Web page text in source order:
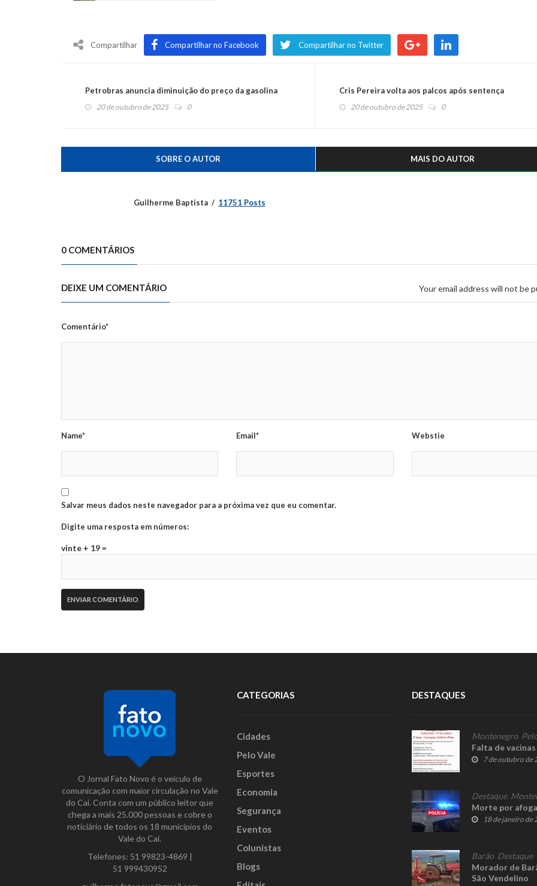
Compartilhar Compartilhar no Facebook Compartilhar no Twitter
Petrobras anuncia diminuição do preço da gasolina
20 de outubro de 2025 0
Cris Pereira volta aos palcos após sentença
20 de outubro de 2025 0
SOBRE O AUTOR MAIS DO AUTOR
Guilherme Baptista 11751 Posts
0 COMENTÁRIOS
DEIXE UM COMENTÁRIO Your email address will not be
Comentário*
Name* Email* Webstie
Salvar meus dados neste navegador para a próxima vez que eu comentar.
Digite uma resposta em números:
vinte + 19 =
O Jornal Fato Novo é o veículo de
comunicação com maior circulação no Vale
do Caí. Conta com um público leitor que
chega a mais 25.000 pessoas e cobre o
noticiário de todos os 18 municípios do
Vale do Caí.
Telefones: 51 99823-4869 |
51 999430952
CATEGORIAS
Cidades
Pelo Vale
Esportes
Economia
Segurança
Eventos
Colunistas
Blogs
DESTAQUES
Montenegro
Falta de
7 de outubro de
Destaque,
Morte por
18 de janeiro de
Barão Destaque,
Morador de
São Vendelino